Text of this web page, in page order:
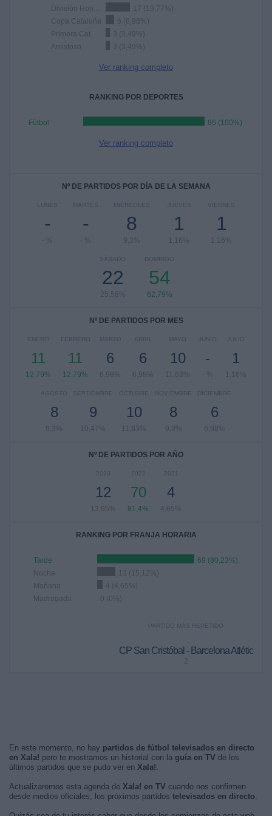
17 (19,77%)
Copa Cataluña
6 (6,98%)
3 (3,49%)
Amistoso
3 (3,49%)
Ver ranking completo
RANKING POR DEPORTES
Fútbol 86 (100%)
Ver ranking completo
Nº DE PARTIDOS POR DÍA DE LA SEMANA
LUNES
-
- %
MARTES
-
- %
MIÉRCOLES
8
9,3%
JUEVES
1
1,16%
VIERNES
1
1,16%
SÁBADO
22
25,58%
DOMINGO
54
62,79%
Nº DE PARTIDOS POR MES
ENERO
11
12,79%
FEBRERO
11
12,79%
MARZO
6
6,98%
ABRIL
6
6,98%
MAYO
10
11,63%
JUNIO
-
- %
JULIO
1
1,16%
AGOSTO
8
9,3%
SEPTIEMBRE
9
10,47%
OCTUBRE
10
11,63%
NOVIEMBRE
8
9,3%
DICIEMBRE
6
6,98%
Nº DE PARTIDOS POR AÑO
2023
12
13,95%
2022
70
81,4%
2021
4
4,65%
RANKING POR FRANJA HORARIA
Tarde
69 (80,23%)
Noche
13 (15,12%)
Mañana
4 (4,65%)
Madrugada
0 (0%)
PARTIDO MÁS REPETIDO
CP San Cristóbal - Barcelona Atlétic
2
En este momento, no hay partidos de fútbol televisados en directo
en Xala! pero te mostramos un historial con la guía en TV de los
últimos partidos que se pudo ver en Xala!.
Actualizaremos esta agenda de Xala! en TV cuando nos confirmen
desde medios oficiales, los próximos partidos televisados en directo.